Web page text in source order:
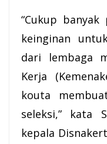
“Cukup
keinginan
dari lembaga
Kerja
kouta
seleksi,” kata
kepala